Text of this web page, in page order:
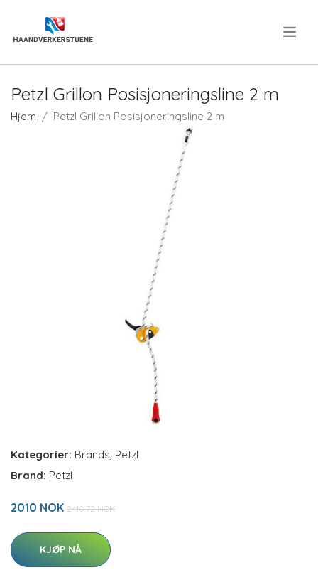
Petzl Grillon Posisjoneringsline 2 m
Hjem Petzl Grillon Posisjoneringsline 2 m
Kategorier: Brands, Petzl
Brand: Petzl
2010 NOK 2410.72 NOK
KJØP NÅ